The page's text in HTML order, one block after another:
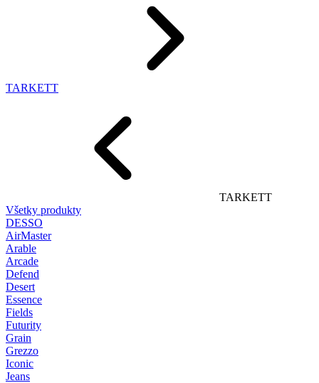
TARKETT
TARKETT
Všetky produkty
DESSO
AirMaster
Arable
Arcade
Defend
Desert
Essence
Fields
Futurity
Grain
Grezzo
Iconic
Jeans